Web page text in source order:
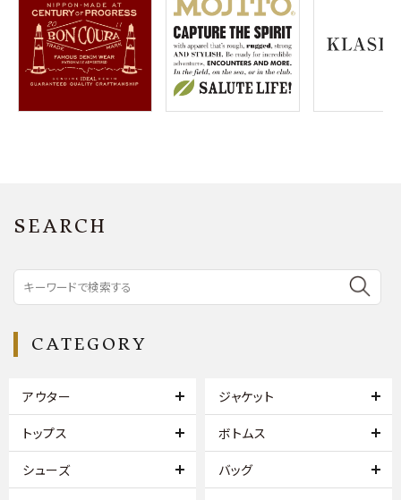
SEARCH
CATEGORY
アウター ジャケット
トップス ボトムス
シューズ バッグ